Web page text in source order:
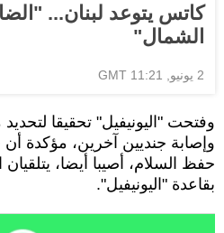
كاتس يتوعد لبنان...
الشمال"
2 يونيو, 11:21 GMT
وفتحت "اليونيفيل" تحقيقا
وإصابة جنديين آخرين، مؤكدة
حفظ السلام، أصيبا أيضا،
بقاعدة "اليونيفيل".